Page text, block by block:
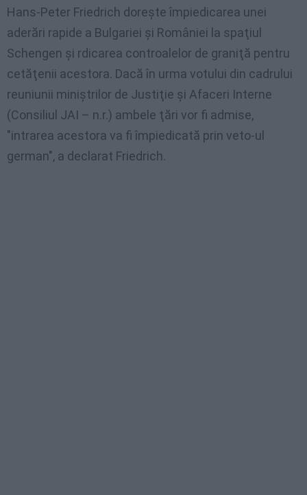
Hans-Peter Friedrich doreşte împiedicarea unei
aderări rapide a Bulgariei şi României la spaţiul
Schengen şi rdicarea controalelor de graniţă pentru
cetăţenii acestora. Dacă în urma votului din cadrului
reuniunii miniştrilor de Justiţie şi Afaceri Interne
(Consiliul JAI – n.r.) ambele ţări vor fi admise,
"intrarea acestora va fi împiedicată prin veto-ul
german", a declarat Friedrich.